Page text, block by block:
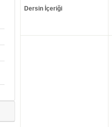
Dersin İçeriği